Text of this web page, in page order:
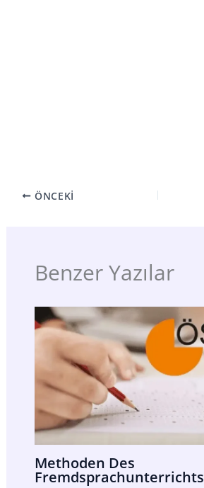
ÖNCEKI
Benzer Yazılar
Methoden Des
Fremdsprachunterrichts